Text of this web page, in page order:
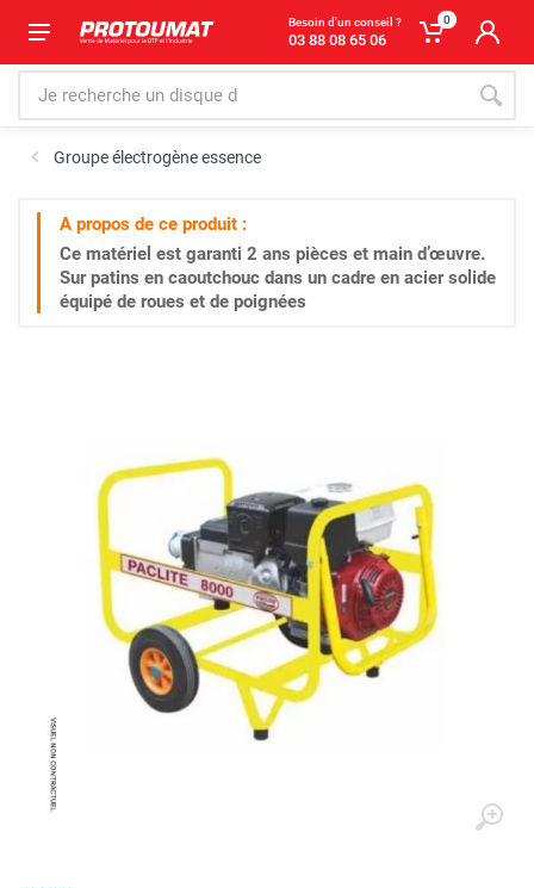
Besoin d'un conseil ?
03 88 08 65 06
0
Groupe électrogène essence
A propos de ce produit :
Ce matériel est garanti 2 ans pièces et main d’œuvre.
Sur patins en caoutchouc dans un cadre en acier solide
équipé de roues et de poignées